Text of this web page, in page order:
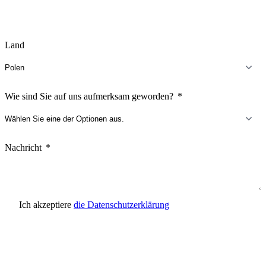
Land
Wie sind Sie auf uns aufmerksam geworden?
Nachricht
Ich akzeptiere die Datenschutzerklärung